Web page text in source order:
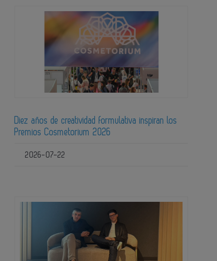
Diez años de creatividad formulativa inspiran los
Premios Cosmetorium 2026
2026-07-22